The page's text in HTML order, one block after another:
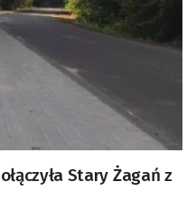
Stary Żagań z